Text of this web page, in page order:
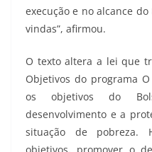
execução e no alcance
vindas”, afirmou.
O texto altera a lei que
Objetivos do programa
os objetivos do
desenvolvimento e a
situação de pobreza.